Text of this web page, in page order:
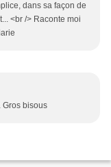
dans sa façon de
<br /> Raconte moi
Gros bisous